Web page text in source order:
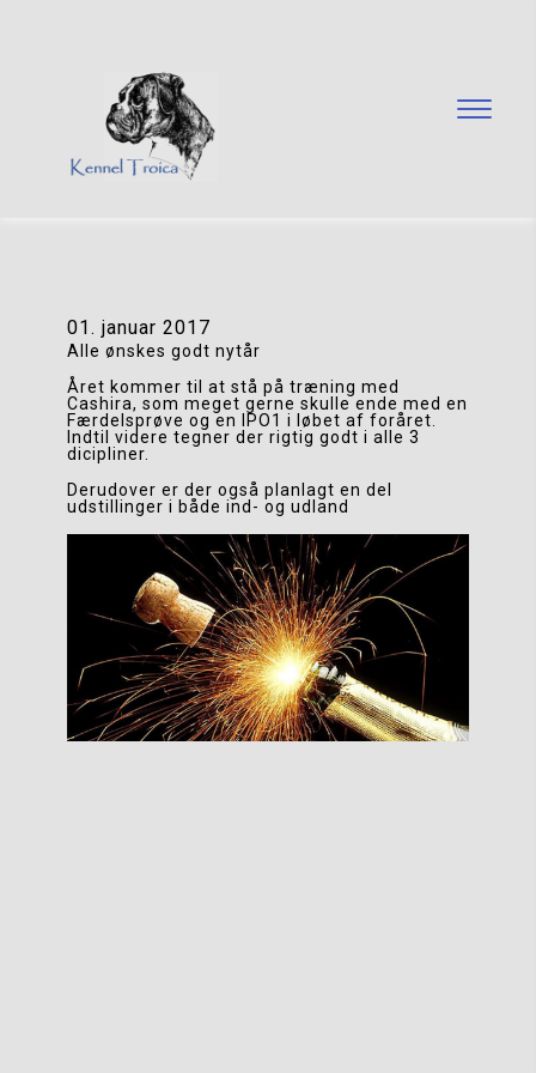
01. januar 2017
Alle ønskes godt nytår
Året kommer til at stå på træning med
Cashira, som meget gerne skulle ende med en
Færdelsprøve og en IPO1 i løbet af foråret.
Indtil videre tegner der rigtig godt i alle 3
dicipliner.
Derudover er der også planlagt en del
udstillinger i både ind- og udland